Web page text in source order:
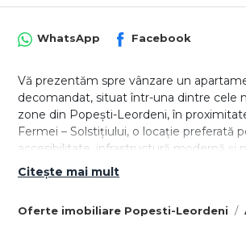
Oferte imobiliare Popesti-Leordeni
WhatsApp Facebook
Vă prezentăm spre vânzare un
decomandat, situat într-una dintre cele
zone din Popești-Leordeni, în
Fermei – Solstițiului, o locație preferată
accesibilitate, infrastructură modernă și
facilități aflate la doar câteva minute
construit în anul 2016 și beneficiază de
Citește mai mult